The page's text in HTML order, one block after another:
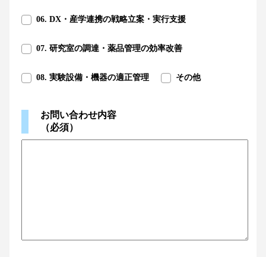
06. DX・産学連携の戦略立案・実行支援
07. 研究室の調達・薬品管理の効率改善
08. 実験設備・機器の適正管理 その他
お問い合わせ内容
（必須）